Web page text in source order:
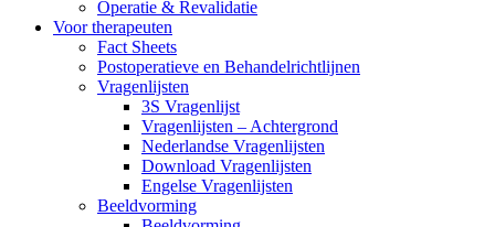
Operatie & Revalidatie
Voor therapeuten
Fact Sheets
Postoperatieve en Behandelrichtlijnen
Vragenlijsten
3S Vragenlijst
Vragenlijsten – Achtergrond
Nederlandse Vragenlijsten
Download Vragenlijsten
Engelse Vragenlijsten
Beeldvorming